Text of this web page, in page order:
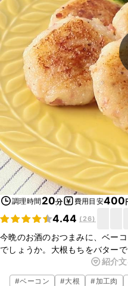
調理時間 20分 費用目安400
4.44 (26)
今晩のお酒のおつまみに、ベー
でしょうか。大根もちをバター
がやみつきになること間違いな
の一品ですよ。簡単に作れます
紹介
#ベーコン #大根 #加工肉